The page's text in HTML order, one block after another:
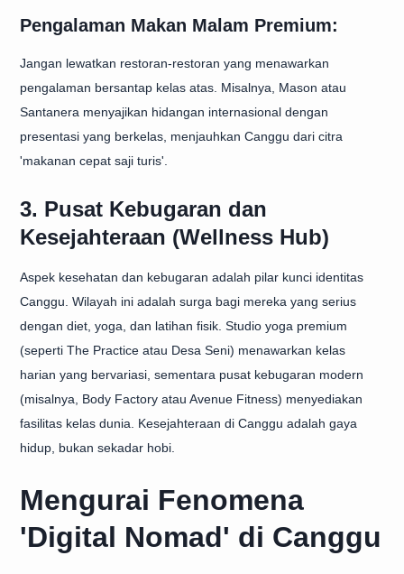
Pengalaman Makan Malam Premium:
Jangan lewatkan restoran-restoran yang menawarkan
pengalaman bersantap kelas atas. Misalnya, Mason atau
Santanera menyajikan hidangan internasional dengan
presentasi yang berkelas, menjauhkan Canggu dari citra
'makanan cepat saji turis'.
3. Pusat Kebugaran dan
Kesejahteraan (Wellness Hub)
Aspek kesehatan dan kebugaran adalah pilar kunci identitas
Canggu. Wilayah ini adalah surga bagi mereka yang serius
dengan diet, yoga, dan latihan fisik. Studio yoga premium
(seperti The Practice atau Desa Seni) menawarkan kelas
harian yang bervariasi, sementara pusat kebugaran modern
(misalnya, Body Factory atau Avenue Fitness) menyediakan
fasilitas kelas dunia. Kesejahteraan di Canggu adalah gaya
hidup, bukan sekadar hobi.
Mengurai Fenomena
'Digital Nomad' di Canggu